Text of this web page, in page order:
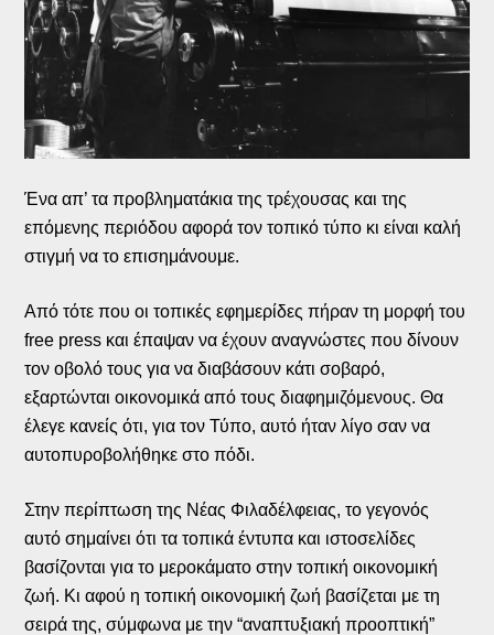
Ένα απ’ τα προβληματάκια της τρέχουσας και της
επόμενης περιόδου αφορά τον τοπικό τύπο κι είναι καλή
στιγμή να το επισημάνουμε.
Από τότε που οι τοπικές εφημερίδες πήραν τη μορφή του
free press και έπαψαν να έχουν αναγνώστες που δίνουν
τον οβολό τους για να διαβάσουν κάτι σοβαρό,
εξαρτώνται οικονομικά από τους διαφημιζόμενους. Θα
έλεγε κανείς ότι, για τον Τύπο, αυτό ήταν λίγο σαν να
αυτοπυροβολήθηκε στο πόδι.
Στην περίπτωση της Νέας Φιλαδέλφειας, το γεγονός
αυτό σημαίνει ότι τα τοπικά έντυπα και ιστοσελίδες
βασίζονται για το μεροκάματο στην τοπική οικονομική
ζωή. Κι αφού η τοπική οικονομική ζωή βασίζεται με τη
σειρά της, σύμφωνα με την “αναπτυξιακή προοπτική”